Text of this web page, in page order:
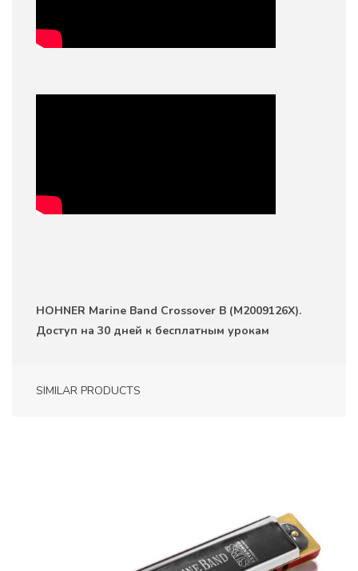
HOHNER Marine Band Crossover B (M2009126X).
Доступ на 30 дней к бесплатным урокам
SIMILAR PRODUCTS